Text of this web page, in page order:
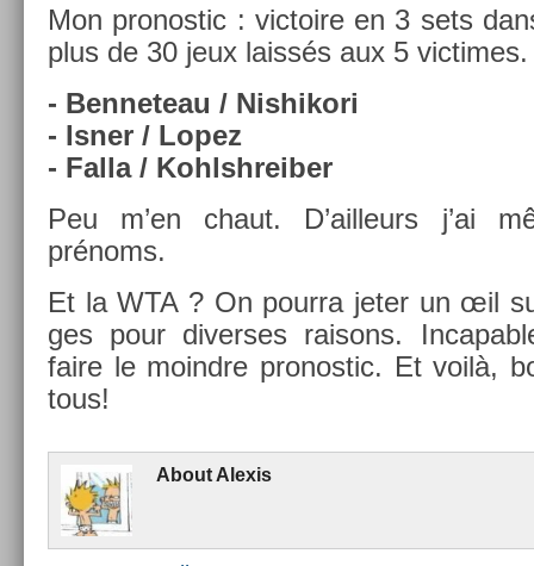
Mon pro­nos­tic : vic­toire en 3 sets
plus de 30 jeux laissés aux 5 vic­times.
- Be­nneteau / Nis­hikori
- Isner / Lopez
- Falla / Kohlshreib­er
Peu m’en chaut. D’ail­leurs j’ai
prénoms.
Et la WTA ? On pour­ra jeter un œil
ges pour di­ver­ses raisons.
faire le moindre pro­nos­tic. Et voilà,
tous!
About Al­exis